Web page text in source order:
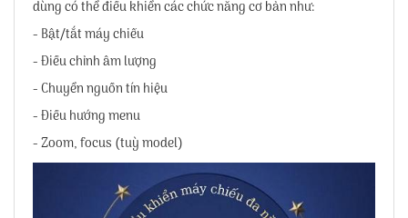
dùng có thể điều khiển các chức năng cơ bản như:
- Bật/tắt máy chiếu
- Điều chỉnh âm lượng
- Chuyển nguồn tín hiệu
- Điều hướng menu
- Zoom, focus (tuỳ model)